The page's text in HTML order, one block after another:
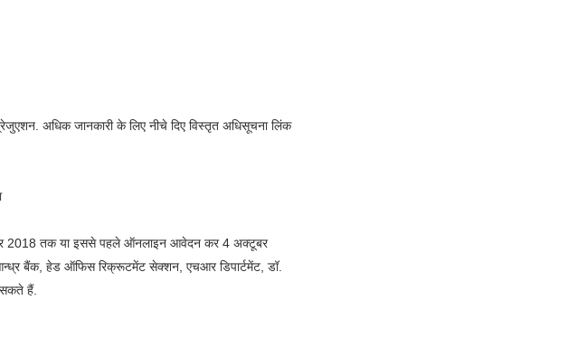
अधिक जानकारी के लिए नीचे दिए विस्तृत अधिसूचना लिंक
2018 तक या इससे पहले ऑनलाइन आवेदन कर 4 अक्टूबर
बैंक, हेड ऑफिस रिक्रूटमेंट सेक्शन, एचआर डिपार्टमेंट, डॉ.
हैं.